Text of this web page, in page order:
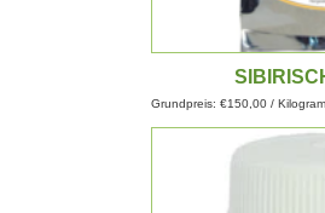
Grundpreis: €150,00 /